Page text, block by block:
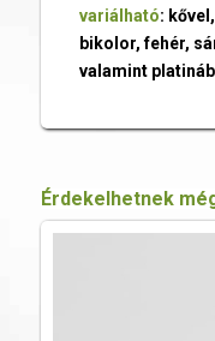
variálható:
bikolor, fehér,
valamint
Érdekelhetnek